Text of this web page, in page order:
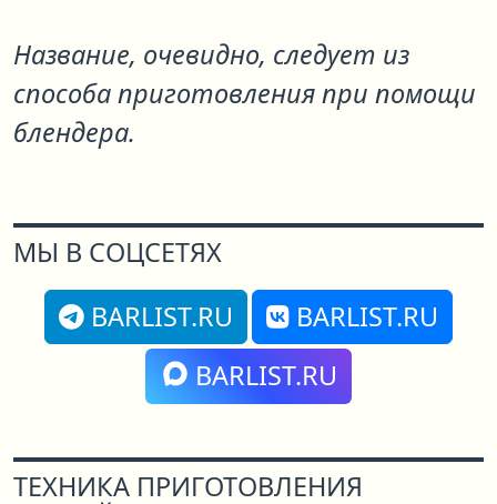
Название, очевидно, следует из
способа приготовления при помощи
блендера.
МЫ В СОЦСЕТЯХ
BARLIST.RU
BARLIST.RU
BARLIST.RU
ТЕХНИКА ПРИГОТОВЛЕНИЯ